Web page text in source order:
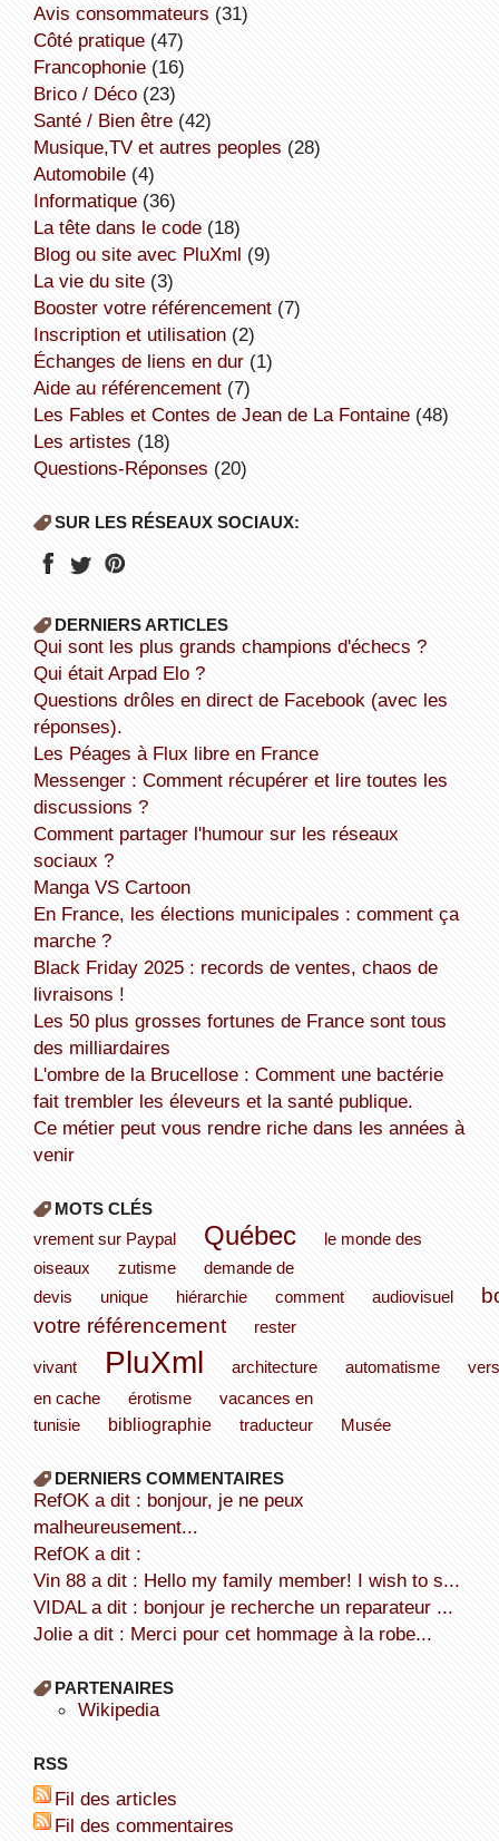
avis consommateurs (31)
côté pratique(47)
Francophonie(16)
Brico / Déco(23)
Santé / Bien être(42)
Musique,TV et autres peoples (28)
Automobile(4)
informatique(36)
la tête dans le code(18)
Blog ou site avec PluXml (9)
la vie du site(3)
booster votre référencement(7)
inscription et utilisation(2)
échanges de liens en dur(1)
aide au référencement(7)
Les Fables et Contes de Jean de La Fontaine(48)
Les artistes (18)
Questions-Réponses (20)
SUR LES RÉSEAUX SOCIAUX:
DERNIERS ARTICLES
Qui sont les plus grands champions d'échecs ?
Qui était Arpad Elo ?
Questions drôles en direct de Facebook (avec les
réponses).
Les Péages à Flux libre en France
Messenger : Comment récupérer et lire toutes les
discussions ?
Comment partager l'humour sur les réseaux
sociaux ?
Manga VS Cartoon
En France, les élections municipales : comment ça
marche ?
Black Friday 2025 : records de ventes, chaos de
livraisons !
Les 50 plus grosses fortunes de France sont tous
des milliardaires
L'ombre de la Brucellose : Comment une bactérie
fait trembler les éleveurs et la santé publique.
Ce métier peut vous rendre riche dans les années à
venir
MOTS CLÉS
vrement sur Paypal
Québec
le monde des
oiseaux
zutisme
demande de
devis
unique hiérarchie comment audiovisuel
votre référencement
rester
vivant PluXml architecture automatisme
en cache
érotisme
vacances en
tunisie
bibliographie traducteur Musée
DERNIERS COMMENTAIRES
refOK a dit : bonjour, je ne peux
malheureusement...
refOK a dit :
Vin 88 a dit : Hello my family member! I wish to s...
VIDAL a dit : bonjour je recherche un reparateur ...
Jolie a dit : Merci pour cet hommage à la robe...
PARTENAIRES
wikipedia
RSS
Fil des articles
Fil des commentaires